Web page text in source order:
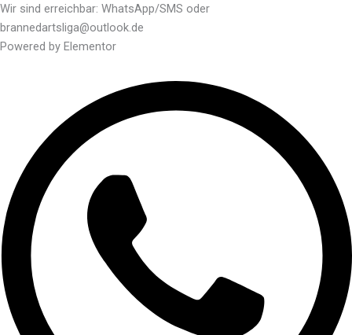
Wir sind erreichbar: WhatsApp/SMS oder
brannedartsliga@outlook.de
Powered by Elementor